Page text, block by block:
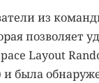
из
позволяет
Layout
и была